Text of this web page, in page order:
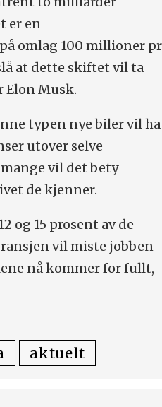
er en
omlag 100 millioner pr
at dette skiftet vil ta
Elon Musk.
typen nye biler vil ha
utover selve
vil det bety
de kjenner.
og 15 prosent av de
vil miste jobben
nå kommer for fullt,
aktuelt